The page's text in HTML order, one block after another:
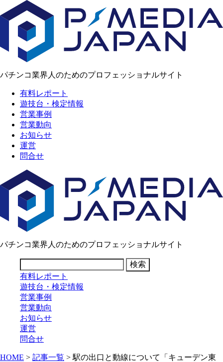
パチンコ業界人のためのプロフェッショナルサイト
有料レポート
遊技台・検定情報
営業事例
営業動向
お知らせ
運営
問合せ
パチンコ業界人のためのプロフェッショナルサイト
有料レポート
遊技台・検定情報
営業事例
営業動向
お知らせ
運営
問合せ
HOME > 記事一覧 > 駅の出口と動線について「キューデン東